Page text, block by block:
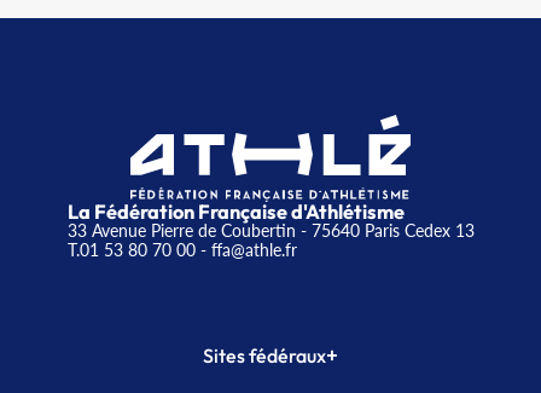
La Fédération Française d'Athlétisme
33 Avenue Pierre de Coubertin - 75640 Paris Cedex 13
T.01 53 80 70 00- ffa@athle.fr
Sites fédéraux+